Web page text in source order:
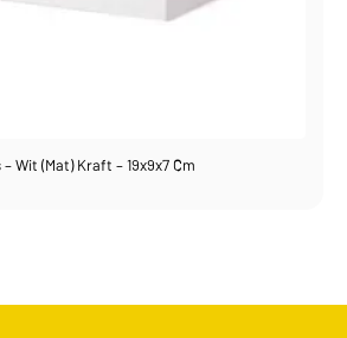
Wit (mat) Kraft – 19x9x7 Cm